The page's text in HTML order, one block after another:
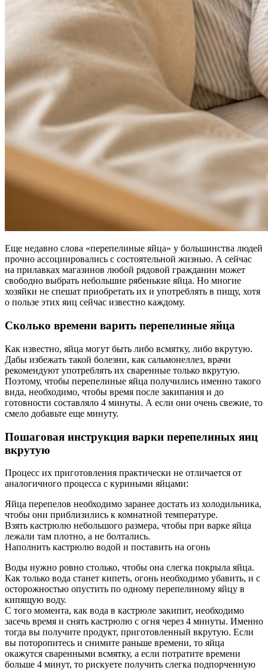
Еще недавно слова «перепелиные яйца» у большинства людей
прочно ассоциировались с состоятельной жизнью. А сейчас
на прилавках магазинов любой рядовой гражданин может
свободно выбрать небольшие рябенькие яйца. Но многие
хозяйки не спешат приобретать их и употреблять в пищу, хотя
о пользе этих яиц сейчас известно каждому.
Сколько времени варить перепелиные яйца
Как известно, яйца могут быть либо всмятку, либо вкрутую.
Дабы избежать такой болезни, как сальмонеллез, врачи
рекомендуют употреблять их сваренные только вкрутую.
Поэтому, чтобы перепелиные яйца получились именно такого
вида, необходимо, чтобы время после закипания и до
готовности составляло 4 минуты. А если они очень свежие, то
смело добавьте еще минуту.
Пошаговая инструкция варки перепелиных яиц
вкрутую
Процесс их приготовления практически не отличается от
аналогичного процесса с куриными яйцами:
Яйца перепелов необходимо заранее достать из холодильника,
чтобы они приблизились к комнатной температуре.
Взять кастрюлю небольшого размера, чтобы при варке яйца
лежали там плотно, а не болтались.
Наполнить кастрюлю водой и поставить на огонь
Воды нужно ровно столько, чтобы она слегка покрыла яйца.
Как только вода станет кипеть, огонь необходимо убавить, и с
осторожностью опустить по одному перепелиному яйцу в
кипящую воду.
С того момента, как вода в кастрюле закипит, необходимо
засечь время и снять кастрюлю с огня через 4 минуты. Именно
тогда вы получите продукт, приготовленный вкрутую. Если
вы поторопитесь и снимите раньше времени, то яйца
окажутся сваренными всмятку, а если потратите времени
больше 4 минут, то рискуете получить слегка подпорченную